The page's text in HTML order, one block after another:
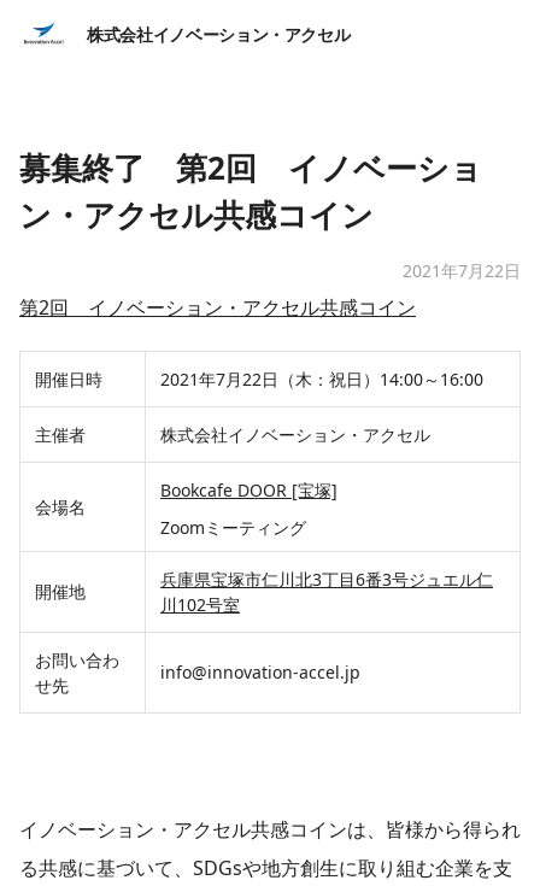
株式会社イノベーション・アクセル
募集終了 第2回 イノベーショ
ン・アクセル共感コイン
2021年7月22日
第2回 イノベーション・アクセル共感コイン
開催日時 2021年7月22日（木：祝日）14:00～16:00
主催者 株式会社イノベーション・アクセル
会場名
Bookcafe DOOR [宝塚]
Zoomミーティング
開催地
兵庫県宝塚市仁川北3丁目6番3号ジュエル仁
川102号室
お問い合わ
せ先
info@innovation-accel.jp
イノベーション・アクセル共感コインは、皆様から得られ
る共感に基づいて、SDGsや地方創生に取り組む企業を支